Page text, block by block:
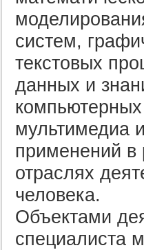
систем,
текстовых
данных и
мультимедиа
применений в
отраслях
человека.
Объектами
специалиста